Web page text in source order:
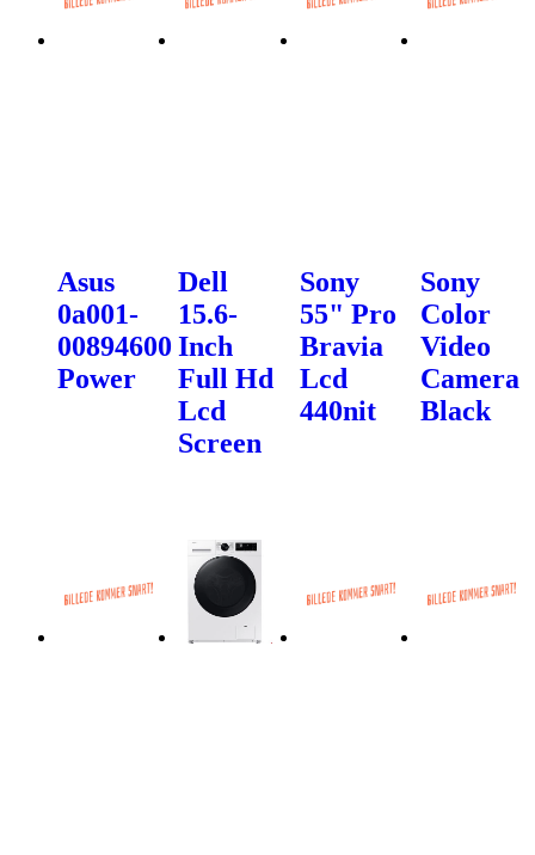
Asus
0a001-
00894600
Power
Dell
15.6-
Inch
Full Hd
Lcd
Screen
Sony
55" Pro
Bravia
Lcd
440nit
Sony
Color
Video
Camera
Black